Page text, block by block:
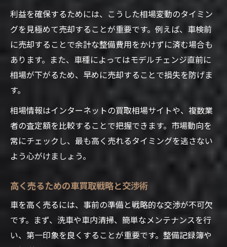
利益を確保するためには、こうした相場変動のタイミン
グを見極めて売却することが重要です。例えば、車検前
に売却することで余計な整備費用をかけずに済む場合も
あります。また、車種によってはモデルチェンジ直前に
相場が下がるため、早めに売却することで損失を防げま
す。
相場情報はインターネットの買取相場サイトや、複数業
者の査定額を比較することで把握できます。市場動向を
常にチェックし、最も高く売れるタイミングを逃さない
よう心がけましょう。
高く売るための車買取戦略と交渉術
車を高く売るには、事前の準備と戦略的な交渉が不可欠
です。まず、洗車や車内清掃、簡単なメンテナンスを行
い、第一印象を良くすることが重要です。整備記録簿や